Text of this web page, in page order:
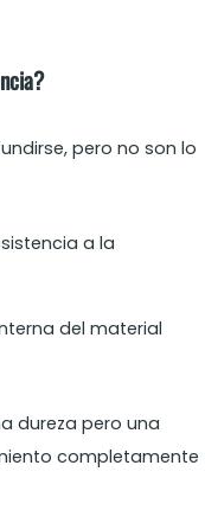
pero no son lo
a la
del material
dureza pero una
completamente